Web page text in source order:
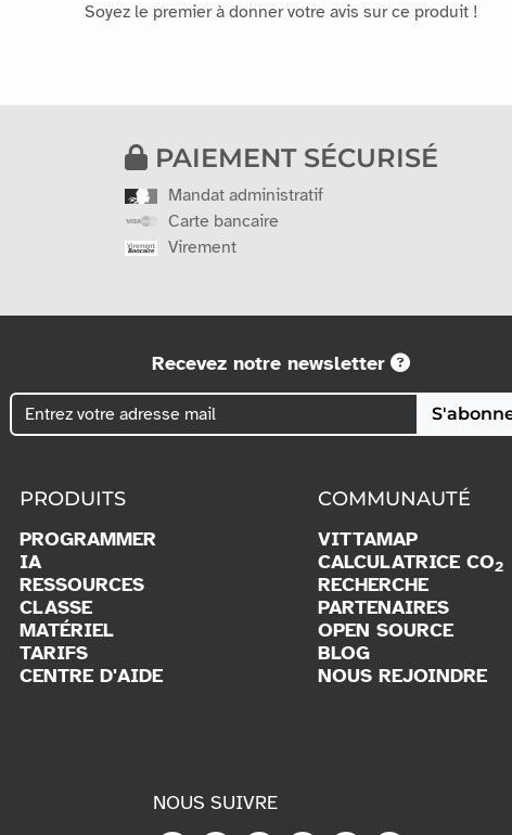
Soyez le premier à donner votre avis sur ce produit !
PAIEMENT SÉCURISÉ
Mandat administratif
Carte bancaire
Virement
Recevez notre newsletter
PRODUITS
PROGRAMMER
IA
RESSOURCES
CLASSE
MATÉRIEL
TARIFS
CENTRE D'AIDE
COMMUNAUTÉ
VITTAMAP
CALCULATRICE CO2
RECHERCHE
PARTENAIRES
OPEN SOURCE
BLOG
NOUS REJOINDRE
NOUS SUIVRE